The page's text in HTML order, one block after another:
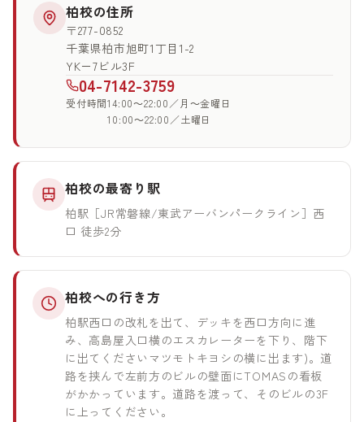
柏校の住所
〒277-0852
千葉県柏市旭町1丁目1-2
YK－7ビル3F
04-7142-3759
受付時間14:00～22:00／月～金曜日
10:00～22:00／土曜日
柏校の最寄り駅
柏駅［JR常磐線/東武アーバンパークライン］西
口 徒歩2分
柏校への行き方
柏駅西口の改札を出て、デッキを西口方向に進
み、高島屋入口横のエスカレーターを下り、階下
に出てくださいマツモトキヨシの横に出ます)。道
路を挟んで左前方のビルの壁面にTOMASの看板
がかかっています。道路を渡って、そのビルの3F
に上ってください。